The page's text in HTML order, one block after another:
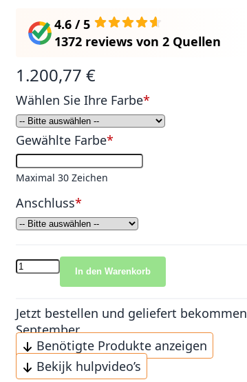
4.6 / 5
1372 reviews von 2 Quellen
1.200,77 €
Wählen Sie Ihre Farbe
Gewählte Farbe
Maximal 30 Zeichen
Anschluss
In den Warenkorb
Jetzt bestellen und geliefert bekommen
September
Benötigte Produkte anzeigen
Bekijk hulpvideo’s